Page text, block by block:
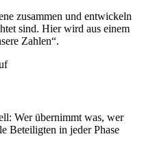
zusammen und entwickeln
sind. Hier wird aus einem
Zahlen“.
Wer übernimmt was, wer
Beteiligten in jeder Phase